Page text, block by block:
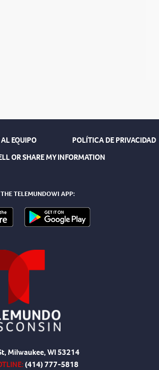
EQUIPO POLÍTICA DE PRIVACIDAD
OR SHARE MY INFORMATION
TELEMUNDOWI APP:
Milwaukee, WI 53214
(414) 777-5818